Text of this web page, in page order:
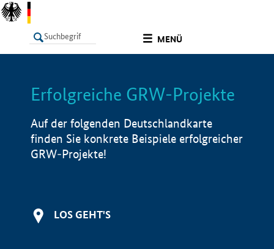
MENÜ
LISTE Info
Erfolgreiche GRW-Projekte
Auf der folgenden Deutschlandkarte
finden Sie konkrete Beispiele erfolgreicher
GRW-Projekte!
LOS GEHT'S